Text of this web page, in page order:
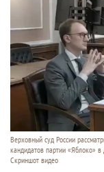
Верховный суд России
кандидатов партии «Яблоко» в
Скриншот видео